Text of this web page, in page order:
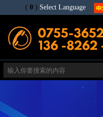
( 0 ) Select Language